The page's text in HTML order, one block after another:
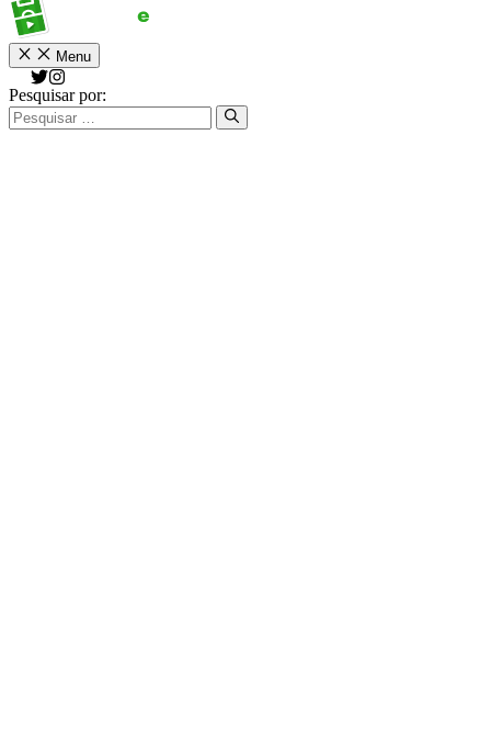
Menu
Pesquisar por: